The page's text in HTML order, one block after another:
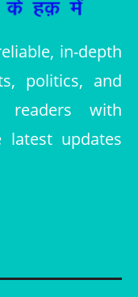
in-depth
politics, and
readers with
latest updates